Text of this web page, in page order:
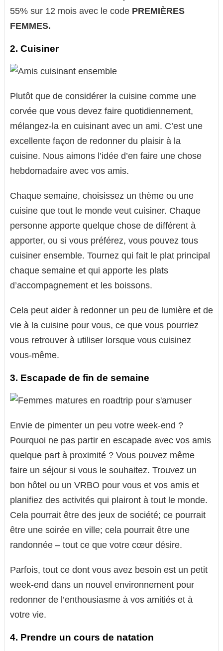
55% sur 12 mois avec le code PREMIÈRES
FEMMES.
2. Cuisiner
Plutôt que de considérer la cuisine comme une
corvée que vous devez faire quotidiennement,
mélangez-la en cuisinant avec un ami. C’est une
excellente façon de redonner du plaisir à la
cuisine. Nous aimons l’idée d’en faire une chose
hebdomadaire avec vos amis.
Chaque semaine, choisissez un thème ou une
cuisine que tout le monde veut cuisiner. Chaque
personne apporte quelque chose de différent à
apporter, ou si vous préférez, vous pouvez tous
cuisiner ensemble. Tournez qui fait le plat principal
chaque semaine et qui apporte les plats
d’accompagnement et les boissons.
Cela peut aider à redonner un peu de lumière et de
vie à la cuisine pour vous, ce que vous pourriez
vous retrouver à utiliser lorsque vous cuisinez
vous-même.
3. Escapade de fin de semaine
Envie de pimenter un peu votre week-end ?
Pourquoi ne pas partir en escapade avec vos amis
quelque part à proximité ? Vous pouvez même
faire un séjour si vous le souhaitez. Trouvez un
bon hôtel ou un VRBO pour vous et vos amis et
planifiez des activités qui plairont à tout le monde.
Cela pourrait être des jeux de société; ce pourrait
être une soirée en ville; cela pourrait être une
randonnée – tout ce que votre cœur désire.
Parfois, tout ce dont vous avez besoin est un petit
week-end dans un nouvel environnement pour
redonner de l’enthousiasme à vos amitiés et à
votre vie.
4. Prendre un cours de natation